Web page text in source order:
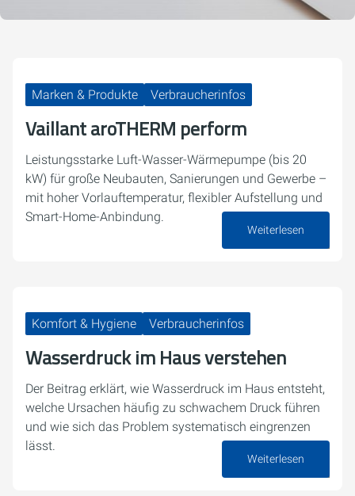
Marken & Produkte Verbraucherinfos
Vaillant aroTHERM perform
Leistungsstarke Luft-Wasser-Wärmepumpe (bis 20
kW) für große Neubauten, Sanierungen und Gewerbe –
mit hoher Vorlauftemperatur, flexibler Aufstellung und
Smart-Home-Anbindung.
Weiterlesen
Komfort & Hygiene Verbraucherinfos
Wasserdruck im Haus verstehen
Der Beitrag erklärt, wie Wasserdruck im Haus entsteht,
welche Ursachen häufig zu schwachem Druck führen
und wie sich das Problem systematisch eingrenzen
lässt.
Weiterlesen